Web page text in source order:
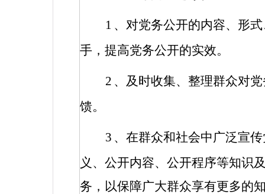
1 、对党务公开的内容、形
手，提高党务公开的实效。
2 、及时收集、整理群众对
馈。
3 、在群众和社会中广泛宣
义、公开内容、公开程序等知识
务，以保障广大群众享有更多的